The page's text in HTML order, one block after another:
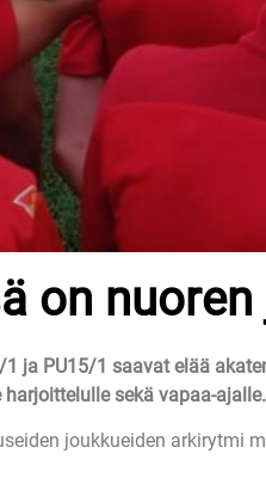
on
ja PU15/1 saavat elää
sekä vapaa-ajalle.
joukkueiden arkirytmi